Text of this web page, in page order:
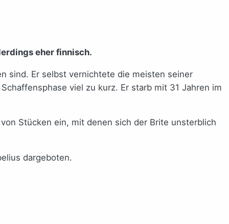
eher finnisch.
sind. Er selbst vernichtete die meisten seiner
viel zu kurz. Er starb mit 31 Jahren im
Stücken ein, mit denen sich der Brite unsterblich
dargeboten.